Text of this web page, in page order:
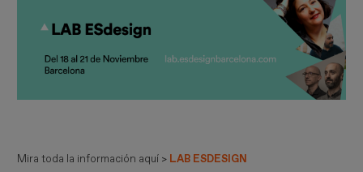
Mira toda la información aquí > LAB ESDESIGN